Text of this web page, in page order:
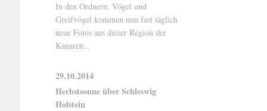
In den Ordnern, Vögel und
Greifvögel kommen nun fast täglich
neue Fotos aus dieser Region der
Kanaren...
29.10.2014
Herbstsonne über Schleswig
Holstein